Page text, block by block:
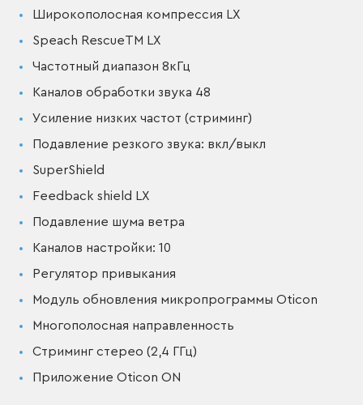
Широкополосная компрессия LX
Speach RescueTM LX
Частотный диапазон 8кГц
Каналов обработки звука 48
Усиление низких частот (стриминг)
Подавление резкого звука: вкл/выкл
SuperShield
Feedback shield LX
Подавление шума ветра
Каналов настройки: 10
Регулятор привыкания
Модуль обновления микропрограммы Oticon
Многополосная направленность
Стриминг стерео (2,4 ГГц)
Приложение Oticon ON